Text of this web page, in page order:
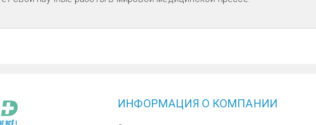
ИНФОРМАЦИЯ О КОМПАНИИ